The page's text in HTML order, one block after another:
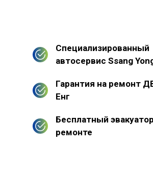
Специализированный
автосервис Ssang
Гарантия на ремонт
Енг
Бесплатный
ремонте